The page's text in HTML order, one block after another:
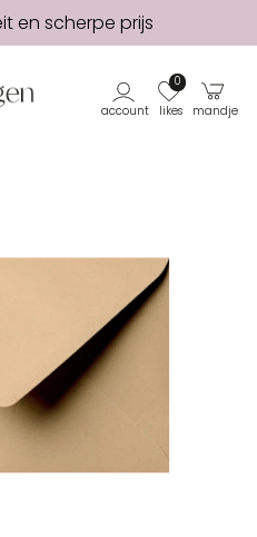
en scherpe prijs
beveelt ons aan!
GRATIS
account likes
0
mandje